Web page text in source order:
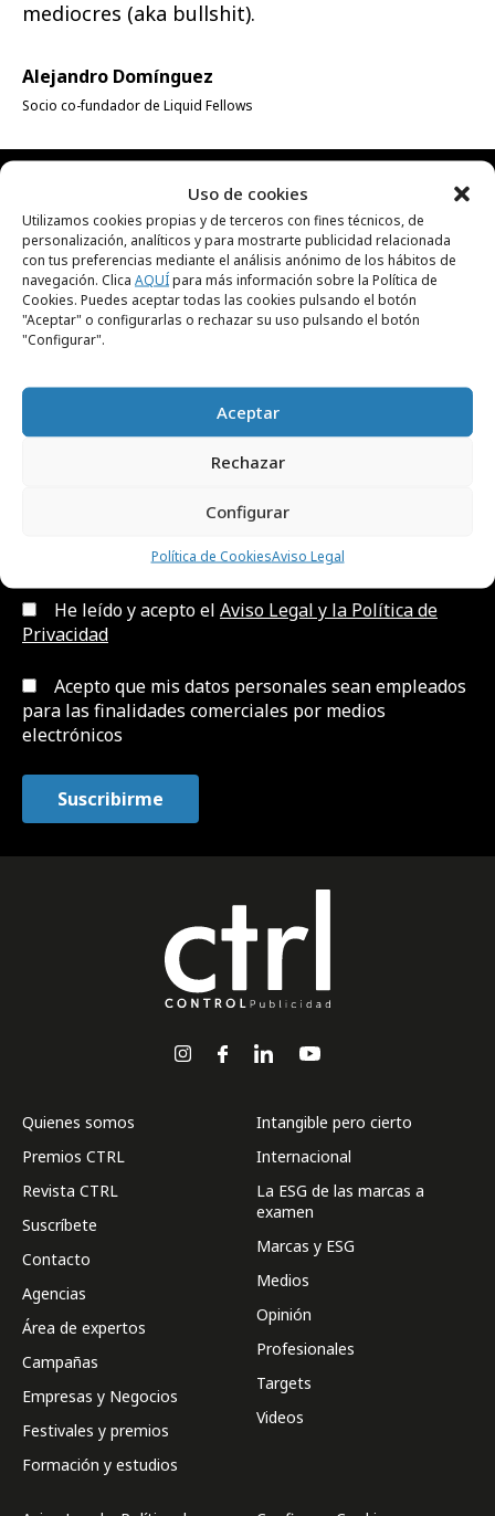
Uso de cookies
Utilizamos cookies propias y de terceros con fines técnicos, de
personalización, analíticos y para mostrarte publicidad relacionada
con tus preferencias mediante el análisis anónimo de los hábitos de
navegación. Clica AQUÍpara más información sobre la Política de
Cookies. Puedes aceptar todas las cookies pulsando el botón
"Aceptar" o configurarlas o rechazar su uso pulsando el botón
"Configurar".
Aceptar
Rechazar
Configurar
Política de CookiesAviso Legal
mediocres (aka bullshit).
Alejandro Domínguez
Socio co-fundador de Liquid Fellows
RECIBE NUESTRA
NEWSLETTER
Suscríbete gratis a nuestra newsletter para
creatividad, publicidad, marketing, y
comunicación.
He leído y acepto el Aviso Legal y la Política de
Privacidad
Acepto que mis datos personales sean empleados
para las finalidades comerciales por medios
electrónicos
Quienes somos
Premios CTRL
Revista CTRL
Suscríbete
Contacto
Agencias
Área de expertos
Campañas
Empresas y Negocios
Festivales y premios
Formación y estudios
Intangible pero cierto
Internacional
La ESG de las marcas a
examen
Marcas y ESG
Medios
Opinión
Profesionales
Targets
Videos